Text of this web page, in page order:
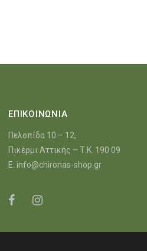
ΕΠΙΚΟΙΝΩΝΙΑ
Πελοπίδα 10 – 12,
Πικέρμι Αττικής – Τ.Κ. 190 09
E: info@chironas-shop.gr